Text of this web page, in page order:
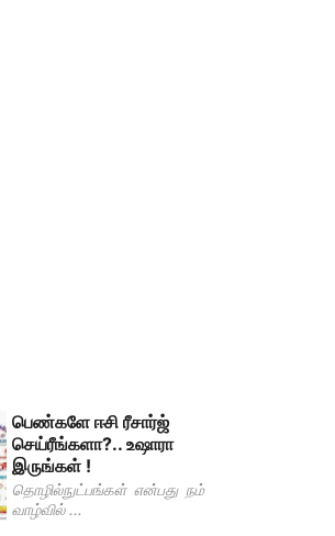
பெண்களே ஈசி ரீசார்ஜ்
செய்ரீங்களா?.. உஷாரா
இருங்கள் !
தொழில்நுட்பங்கள் என்பது நம்
வாழ்வில் ...